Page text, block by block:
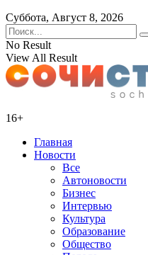
Суббота, Август 8, 2026
No Result
View All Result
16+
Главная
Новости
Все
Автоновости
Бизнес
Интервью
Культура
Образование
Общество